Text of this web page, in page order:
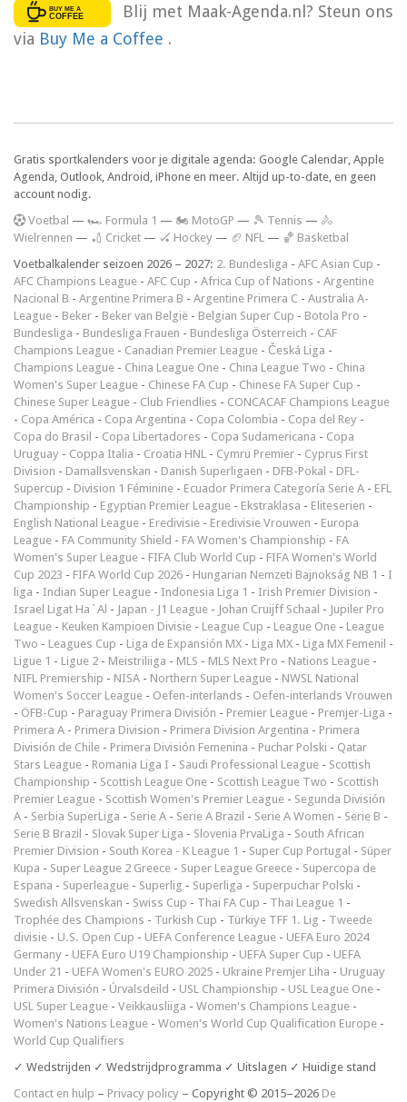
Blij met Maak-Agenda.nl? Steun ons
via Buy Me a Coffee .
Gratis sportkalenders voor je digitale agenda: Google Calendar, Apple
Agenda, Outlook, Android, iPhone en meer. Altijd up-to-date, en geen
account nodig.
Voetbal — 🏎️ Formula 1 — 🏍 MotoGP — 🎾 Tennis — 🚴
Wielrennen — 🏏 Cricket — 🏑 Hockey — 🏈 NFL — 🏀 Basketbal
Voetbalkalender seizoen 2026 – 2027: 2. Bundesliga - AFC Asian Cup -
AFC Champions League - AFC Cup - Africa Cup of Nations - Argentine
Nacional B - Argentine Primera B - Argentine Primera C - Australia A-
League - Beker - Beker van België - Belgian Super Cup - Botola Pro -
Bundesliga - Bundesliga Frauen - Bundesliga Österreich - CAF
Champions League - Canadian Premier League - Česká Liga -
Champions League - China League One - China League Two - China
Women's Super League - Chinese FA Cup - Chinese FA Super Cup -
Chinese Super League - Club Friendlies - CONCACAF Champions League
- Copa América - Copa Argentina - Copa Colombia - Copa del Rey -
Copa do Brasil - Copa Libertadores - Copa Sudamericana - Copa
Uruguay - Coppa Italia - Croatia HNL - Cymru Premier - Cyprus First
Division - Damallsvenskan - Danish Superligaen - DFB-Pokal - DFL-
Supercup - Division 1 Féminine - Ecuador Primera Categoría Serie A - EFL
Championship - Egyptian Premier League - Ekstraklasa - Eliteserien -
English National League - Eredivisie - Eredivisie Vrouwen - Europa
League - FA Community Shield - FA Women's Championship - FA
Women's Super League - FIFA Club World Cup - FIFA Women's World
Cup 2023 - FIFA World Cup 2026 - Hungarian Nemzeti Bajnokság NB 1 - I
liga - Indian Super League - Indonesia Liga 1 - Irish Premier Division -
Israel Ligat Ha`Al - Japan - J1 League - Johan Cruijff Schaal - Jupiler Pro
League - Keuken Kampioen Divisie - League Cup - League One - League
Two - Leagues Cup - Liga de Expansión MX - Liga MX - Liga MX Femenil -
Ligue 1 - Ligue 2 - Meistriliiga - MLS - MLS Next Pro - Nations League -
NIFL Premiership - NISA - Northern Super League - NWSL National
Women's Soccer League - Oefen-interlands - Oefen-interlands Vrouwen
- ÖFB-Cup - Paraguay Primera División - Premier League - Premjer-Liga -
Primera A - Primera Division - Primera Division Argentina - Primera
División de Chile - Primera División Femenina - Puchar Polski - Qatar
Stars League - Romania Liga I - Saudi Professional League - Scottish
Championship - Scottish League One - Scottish League Two - Scottish
Premier League - Scottish Women's Premier League - Segunda División
A - Serbia SuperLiga - Serie A - Serie A Brazil - Serie A Women - Serie B -
Serie B Brazil - Slovak Super Liga - Slovenia PrvaLiga - South African
Premier Division - South Korea - K League 1 - Super Cup Portugal - Süper
Kupa - Super League 2 Greece - Super League Greece - Supercopa de
Espana - Superleague - Superlig - Superliga - Superpuchar Polski -
Swedish Allsvenskan - Swiss Cup - Thai FA Cup - Thai League 1 -
Trophée des Champions - Turkish Cup - Türkiye TFF 1. Lig - Tweede
divisie - U.S. Open Cup - UEFA Conference League - UEFA Euro 2024
Germany - UEFA Euro U19 Championship - UEFA Super Cup - UEFA
Under 21 - UEFA Women's EURO 2025 - Ukraine Premjer Liha - Uruguay
Primera División - Úrvalsdeild - USL Championship - USL League One -
USL Super League - Veikkausliiga - Women's Champions League -
Women's Nations League - Women's World Cup Qualification Europe -
World Cup Qualifiers
✓ Wedstrijden ✓ Wedstrijdprogramma ✓ Uitslagen ✓ Huidige stand
Contact en hulp – Privacy policy – Copyright © 2015–2026 De